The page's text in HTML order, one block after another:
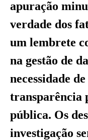
apuração
verdade dos
um lembrete
na gestão de
necessidade
transparência
pública. Os
investigação